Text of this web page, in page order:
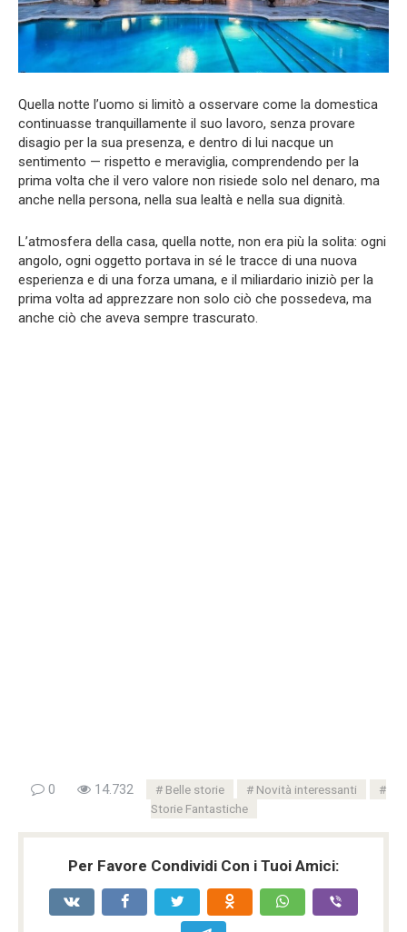
Quella notte l’uomo si limitò a osservare come la domestica
continuasse tranquillamente il suo lavoro, senza provare
disagio per la sua presenza, e dentro di lui nacque un
sentimento — rispetto e meraviglia, comprendendo per la
prima volta che il vero valore non risiede solo nel denaro, ma
anche nella persona, nella sua lealtà e nella sua dignità.
L’atmosfera della casa, quella notte, non era più la solita: ogni
angolo, ogni oggetto portava in sé le tracce di una nuova
esperienza e di una forza umana, e il miliardario iniziò per la
prima volta ad apprezzare non solo ciò che possedeva, ma
anche ciò che aveva sempre trascurato.
0 14.732 Belle storie
Novità interessanti
Storie Fantastiche
Per Favore Condividi Con i Tuoi Amici: